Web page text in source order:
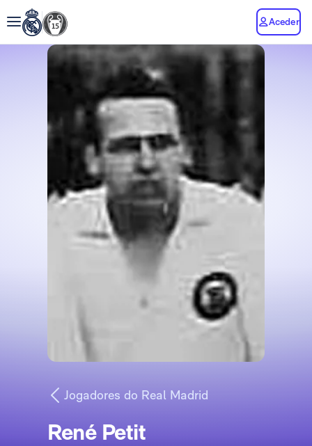
Aceder
Jogadores do Real Madrid
René Petit